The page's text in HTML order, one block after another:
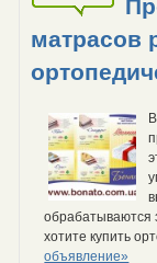
матрасов
обрабатываются
хотите купить
объявление»